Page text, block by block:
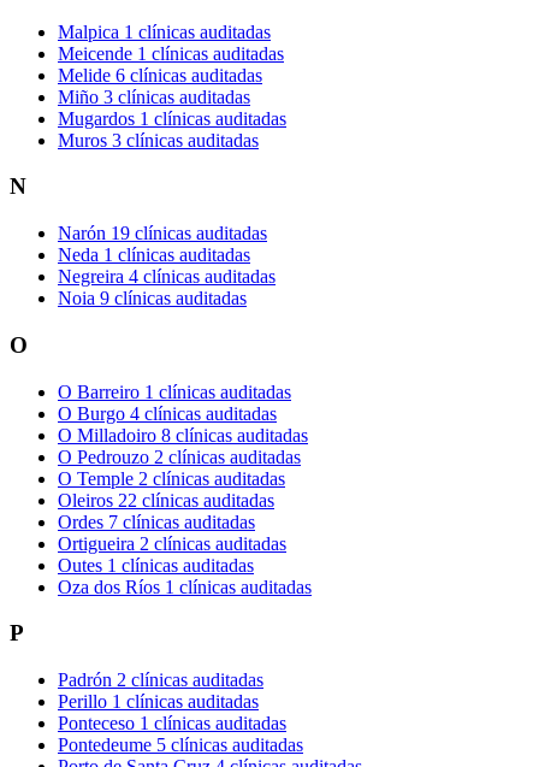
Malpica 1 clínicas auditadas
Meicende 1 clínicas auditadas
Melide 6 clínicas auditadas
Miño 3 clínicas auditadas
Mugardos 1 clínicas auditadas
Muros 3 clínicas auditadas
N
Narón 19 clínicas auditadas
Neda 1 clínicas auditadas
Negreira 4 clínicas auditadas
Noia 9 clínicas auditadas
O
O Barreiro 1 clínicas auditadas
O Burgo 4 clínicas auditadas
O Milladoiro 8 clínicas auditadas
O Pedrouzo 2 clínicas auditadas
O Temple 2 clínicas auditadas
Oleiros 22 clínicas auditadas
Ordes 7 clínicas auditadas
Ortigueira 2 clínicas auditadas
Outes 1 clínicas auditadas
Oza dos Ríos 1 clínicas auditadas
P
Padrón 2 clínicas auditadas
Perillo 1 clínicas auditadas
Ponteceso 1 clínicas auditadas
Pontedeume 5 clínicas auditadas